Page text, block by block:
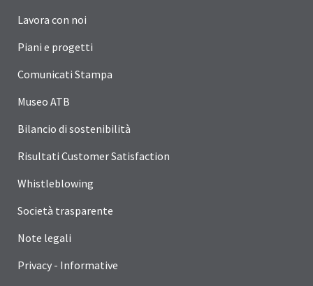
Lavora con noi
Piani e progetti
Comunicati Stampa
Museo ATB
Bilancio di sostenibilità
Risultati Customer Satisfaction
Whistleblowing
Società trasparente
Note legali
Privacy - Informative